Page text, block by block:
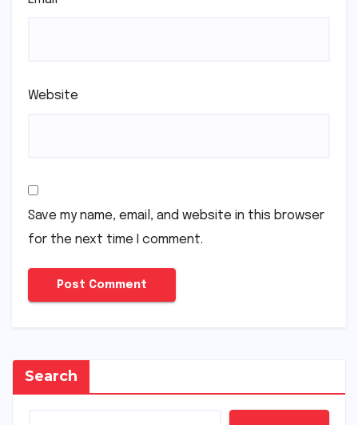
Website
Save my name, email, and website in this browser
for the next time I comment.
Search